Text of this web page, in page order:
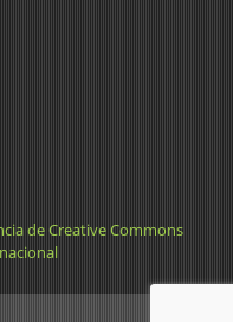
de Creative Commons